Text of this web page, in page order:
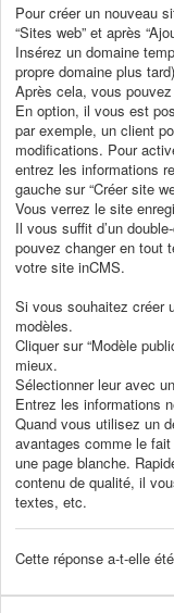
Pour créer un nouveau
“Sites web” et après
Insérez un domaine
propre domaine plus
Après cela, vous
En option, il vous est
par exemple, un client
modifications. Pour
entrez les informations
gauche sur “Créer site
Vous verrez le site
Il vous suffit d’un
pouvez changer en tout
votre site inCMS.
Si vous souhaitez créer
modèles.
Cliquer sur “Modèle
mieux.
Sélectionner leur avec
Entrez les informations
Quand vous utilisez un
avantages comme le
une page blanche.
contenu de qualité, il
textes, etc.
Cette réponse a-t-elle